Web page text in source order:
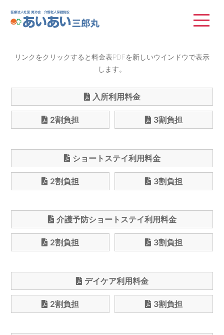
医療法人社団 晃弥
リンクをクリックすると料金表PDFを新しいウインドウで表示
します。
入所利用料金
2割負担 3割負担
ショートステイ利用料金
2割負担 3割負担
介護予防ショートステイ利用料金
2割負担 3割負担
デイケア利用料金
2割負担 3割負担